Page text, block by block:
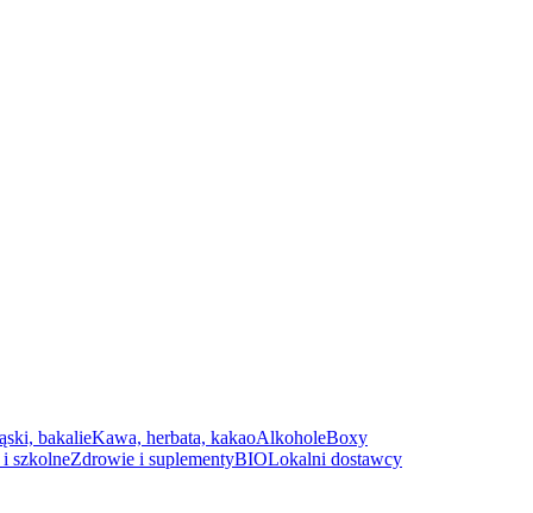
bakalieKawa, herbata, kakaoAlkoholeBoxy
szkolneZdrowie i suplementyBIOLokalni dostawcy